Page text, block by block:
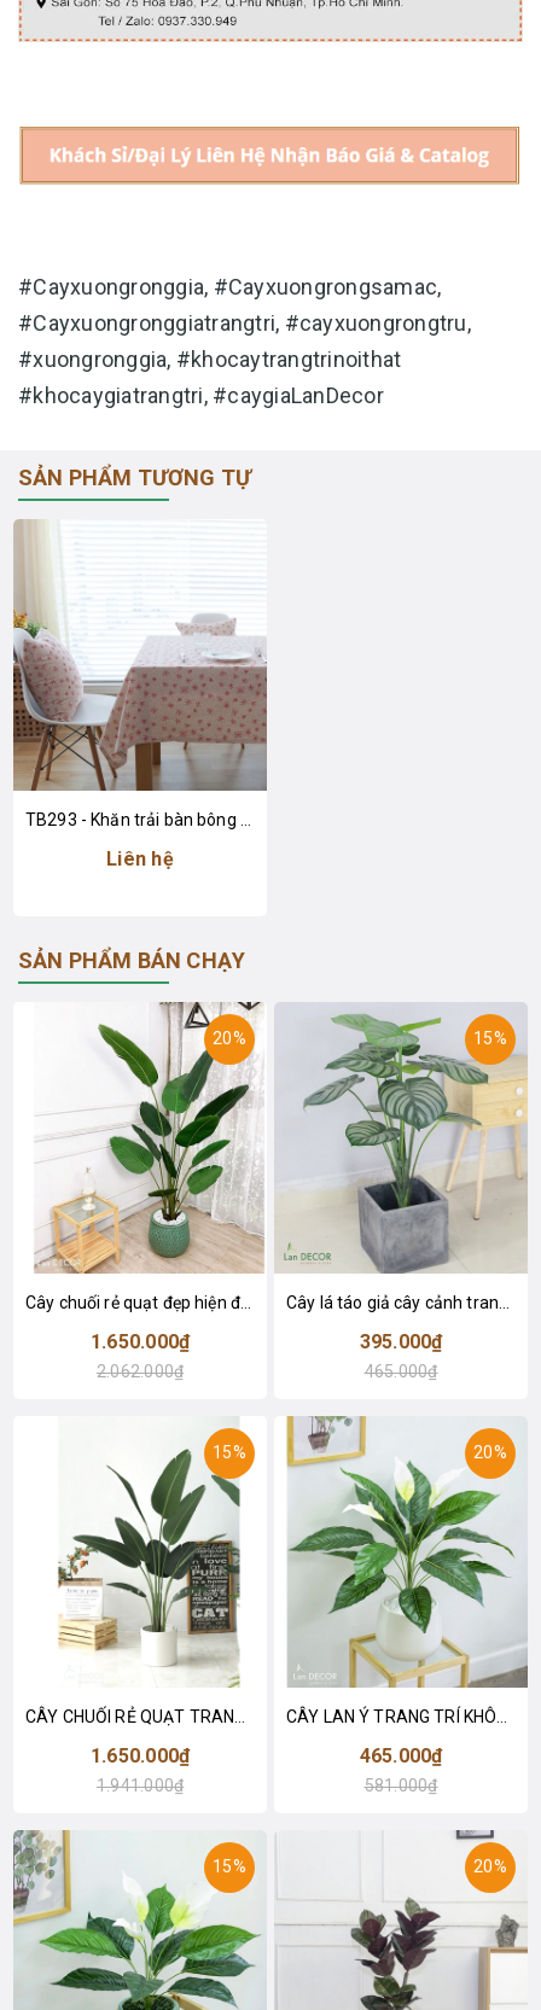
#Cayxuongronggia, #Cayxuongrongsamac,
#Cayxuongronggiatrangtri, #cayxuongrongtru,
#xuongronggia, #khocaytrangtrinoithat
#khocaygiatrangtri, #caygiaLanDecor
SẢN PHẨM TƯƠNG TỰ
Liên hệ
SẢN PHẨM BÁN CHẠY
20%
Cây chuối rẻ quạt đẹp hiện đại trang trí 1m8 - LC3019 (Gồm 12 lá)
1.650.000₫
2.062.000₫
15%
395.000₫
465.000₫
15%
1.650.000₫
1.941.000₫
20%
465.000₫
581.000₫
15% 20%